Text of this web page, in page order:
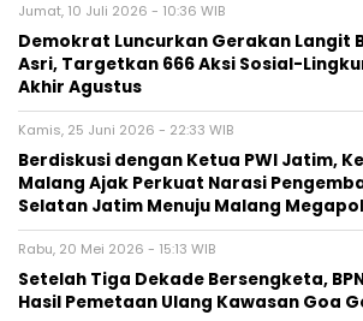
Jumat, 10 Juli 2026 - 10:36 WIB
Demokrat Luncurkan Gerakan Langit
Asri, Targetkan 666 Aksi Sosial-
Akhir Agustus
Kamis, 25 Juni 2026 - 22:33 WIB
Berdiskusi dengan Ketua PWI Jatim,
Malang Ajak Perkuat Narasi
Selatan Jatim Menuju Malang
Rabu, 20 Mei 2026 - 15:13 WIB
Setelah Tiga Dekade Bersengketa,
Hasil Pemetaan Ulang Kawasan Goa